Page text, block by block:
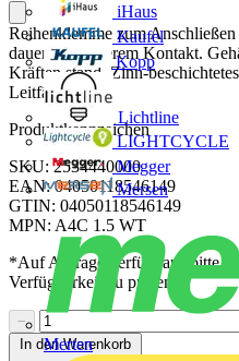
iHaus
Kaufel
Kopp
Lichtline
LIGHTCYCLE
Megger
Mersen
Merten
Reihenklemme zum
dauerhaft sicherem Kontakt.
Kräften stand, Zinn-
Leitfähigkeit.
Produktkennzeichen
SKU: 2534440000
EAN: 04050118546149
GTIN: 04050118546149
MPN: A4C 1.5 WT
*Auf Anfrage verfügbar - bitte
Verfügbarkeit zu prüfen
−
In den Warenkorb